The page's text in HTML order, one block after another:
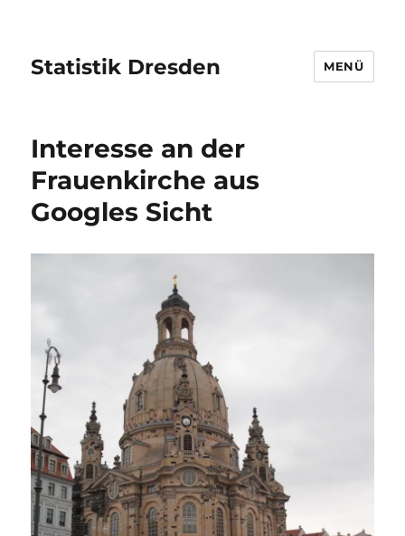
Statistik Dresden MENÜ
Interesse an der
Frauenkirche aus
Googles Sicht